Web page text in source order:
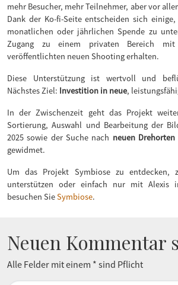
mehr Besucher, mehr Teilnehmer, aber vor
Dank der Ko-fi-Seite entscheiden sich
monatlichen oder jährlichen Spende zu
Zugang zu einem privaten Bereich mit
veröffentlichten neuen Shooting erhalten.
Diese Unterstützung ist wertvoll und
Nächstes Ziel: Investition in neue,
In der Zwischenzeit geht das Projekt
Sortierung, Auswahl und Bearbeitung der
2025 sowie der Suche nach neuen
gewidmet.
Um das Projekt Symbiose zu entdecken,
unterstützen oder einfach nur mit Alexis
besuchen SieSymbiose.
Neuen Kommentar
Alle Felder mit einem * sind Pflicht